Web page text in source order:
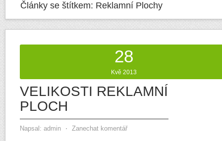
Články se štítkem: Reklamní Plochy
28
Kvě 2013
VELIKOSTI REKLAMNÍ
PLOCH
Napsal: admin ⋅ Zanechat komentář